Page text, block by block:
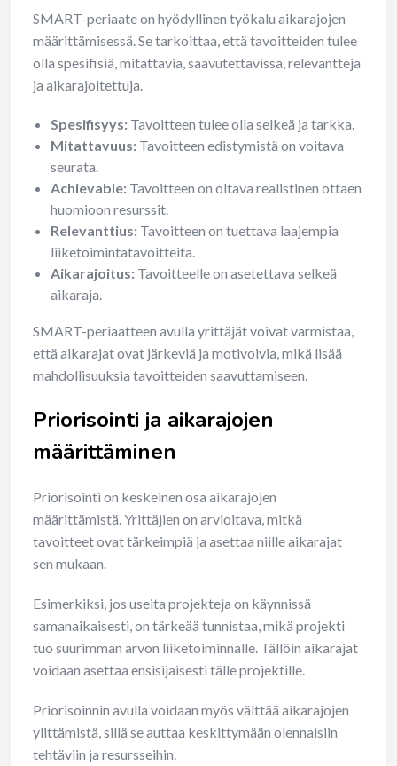
SMART-periaate on hyödyllinen työkalu aikarajojen
määrittämisessä. Se tarkoittaa, että tavoitteiden tulee
olla spesifisiä, mitattavia, saavutettavissa, relevantteja
ja aikarajoitettuja.
Spesifisyys: Tavoitteen tulee olla selkeä ja tarkka.
Mitattavuus: Tavoitteen edistymistä on voitava
seurata.
Achievable: Tavoitteen on oltava realistinen ottaen
huomioon resurssit.
Relevanttius: Tavoitteen on tuettava laajempia
liiketoimintatavoitteita.
Aikarajoitus: Tavoitteelle on asetettava selkeä
aikaraja.
SMART-periaatteen avulla yrittäjät voivat varmistaa,
että aikarajat ovat järkeviä ja motivoivia, mikä lisää
mahdollisuuksia tavoitteiden saavuttamiseen.
Priorisointi ja aikarajojen
määrittäminen
Priorisointi on keskeinen osa aikarajojen
määrittämistä. Yrittäjien on arvioitava, mitkä
tavoitteet ovat tärkeimpiä ja asettaa niille aikarajat
sen mukaan.
Esimerkiksi, jos useita projekteja on käynnissä
samanaikaisesti, on tärkeää tunnistaa, mikä projekti
tuo suurimman arvon liiketoiminnalle. Tällöin aikarajat
voidaan asettaa ensisijaisesti tälle projektille.
Priorisoinnin avulla voidaan myös välttää aikarajojen
ylittämistä, sillä se auttaa keskittymään olennaisiin
tehtäviin ja resursseihin.